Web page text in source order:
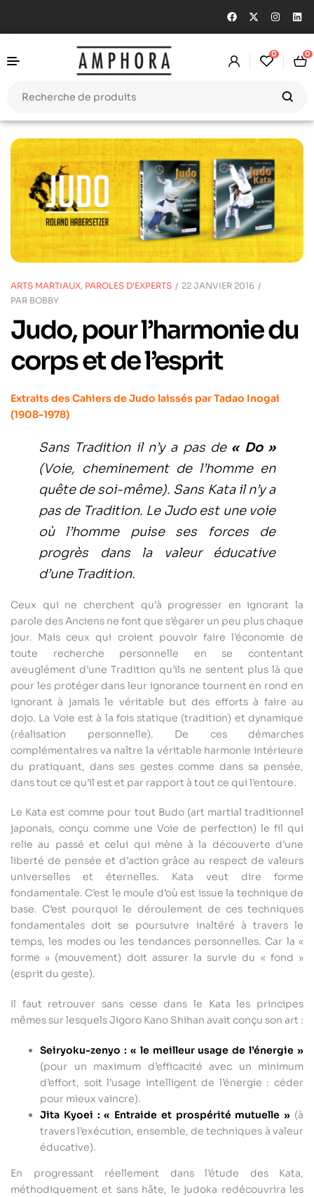
0 0
ARTS MARTIAUX, PAROLES D'EXPERTS
22 JANVIER 2016
PAR BOBBY
Judo, pour l’harmonie du
corps et de l’esprit
Extraits des Cahiers de Judo laissés par Tadao Inogai
(1908-1978)
Sans Tradition il n’y a pas de « Do »
(Voie, cheminement de l’homme en
quête de soi-même). Sans Kata il n’y a
pas de Tradition. Le Judo est une voie
où l’homme puise ses forces de
progrès dans la valeur éducative
d’une Tradition.
Ceux qui ne cherchent qu’à progresser en ignorant la
parole des Anciens ne font que s’égarer un peu plus chaque
jour. Mais ceux qui croient pouvoir faire l’économie de
toute recherche personnelle en se contentant
aveuglément d’une Tradition qu’ils ne sentent plus là que
pour les protéger dans leur ignorance tournent en rond en
ignorant à jamais le véritable but des efforts à faire au
dojo. La Voie est à la fois statique (tradition) et dynamique
(réalisation personnelle). De ces démarches
complémentaires va naître la véritable harmonie intérieure
du pratiquant, dans ses gestes comme dans sa pensée,
dans tout ce qu’il est et par rapport à tout ce qui l’entoure.
Le Kata est comme pour tout Budo (art martial traditionnel
japonais, conçu comme une Voie de perfection) le fil qui
relie au passé et celui qui mène à la découverte d’une
liberté de pensée et d’action grâce au respect de valeurs
universelles et éternelles. Kata veut dire forme
fondamentale. C’est le moule d’où est issue la technique de
base. C’est pourquoi le déroulement de ces techniques
fondamentales doit se poursuivre inaltéré à travers le
temps, les modes ou les tendances personnelles. Car la «
forme » (mouvement) doit assurer la survie du « fond »
(esprit du geste).
Il faut retrouver sans cesse dans le Kata les principes
mêmes sur lesquels Jigoro Kano Shihan avait conçu son art :
Seiryoku-zenyo : « le meilleur usage de l’énergie »
(pour un maximum d’efficacité avec un minimum
d’effort, soit l’usage intelligent de l’énergie : céder
pour mieux vaincre).
Jita Kyoei : « Entraide et prospérité mutuelle » (à
travers l’exécution, ensemble, de techniques à valeur
éducative).
En progressant réellement dans l’étude des Kata,
méthodiquement et sans hâte, le judoka redécouvrira les